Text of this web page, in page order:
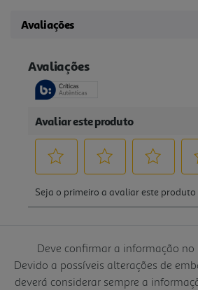
Avaliações
Deve confirmar a informação
Devido a possíveis alterações de
deverá considerar sempre a